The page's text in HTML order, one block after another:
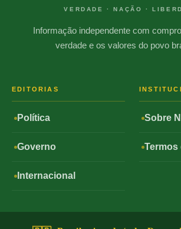
VERDADE · NAÇÃO ·
Informação independente com
verdade e os valores do povo
EDITORIAS
Política
Governo
Internacional
Sobre
Termos